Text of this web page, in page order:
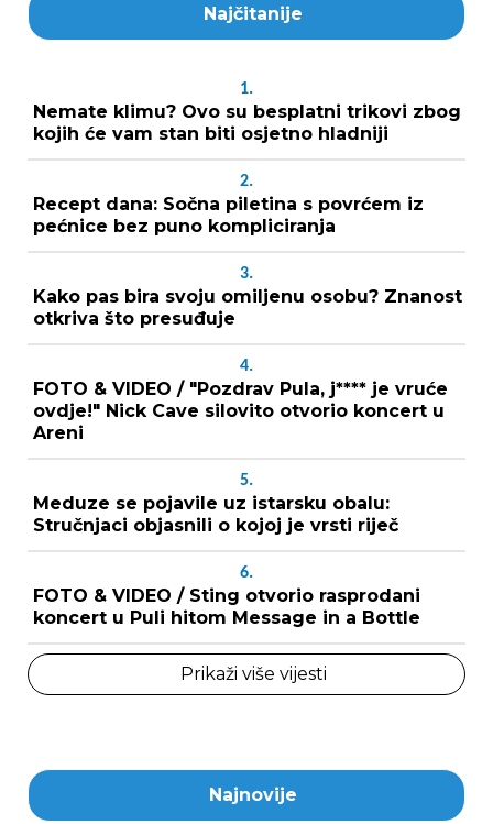
Najčitanije
1.
Nemate klimu? Ovo su besplatni trikovi zbog
kojih će vam stan biti osjetno hladniji
2.
Recept dana: Sočna piletina s povrćem iz
pećnice bez puno kompliciranja
3.
Kako pas bira svoju omiljenu osobu? Znanost
otkriva što presuđuje
4.
FOTO & VIDEO / "Pozdrav Pula, j**** je vruće
ovdje!" Nick Cave silovito otvorio koncert u
Areni
5.
Meduze se pojavile uz istarsku obalu:
Stručnjaci objasnili o kojoj je vrsti riječ
6.
FOTO & VIDEO / Sting otvorio rasprodani
koncert u Puli hitom Message in a Bottle
Prikaži više vijesti
Najnovije